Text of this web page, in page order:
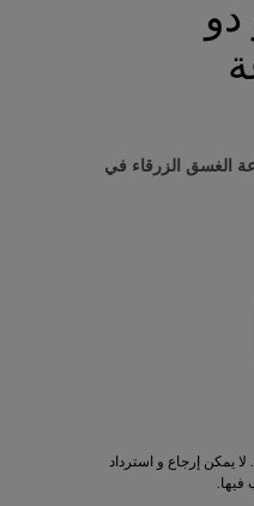
الزرقاء في
يمكن إرجاع و استرداد
فيها.